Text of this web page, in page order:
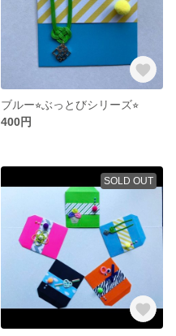
ブルー⭐︎ぶっとびシリーズ⭐︎
400円
SOLD OUT